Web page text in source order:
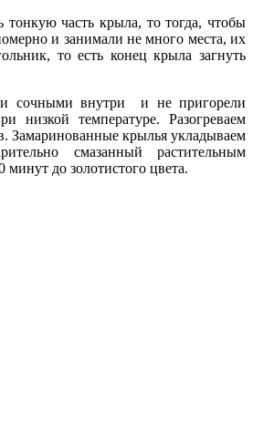
тонкую часть крыла, то тогда, чтобы
и занимали не много места, их
то есть конец крыла загнуть
сочными внутри и не пригорели
низкой температуре. Разогреваем
Замаринованные крылья укладываем
смазанный растительным
минут до золотистого цвета.